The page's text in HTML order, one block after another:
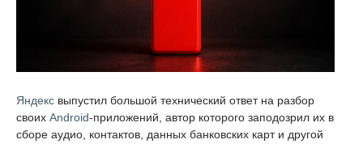
Яндекс выпустил большой технический ответ на разбор
своих Android-приложений, автор которого заподозрил их в
сборе аудио, контактов, данных банковских карт и другой